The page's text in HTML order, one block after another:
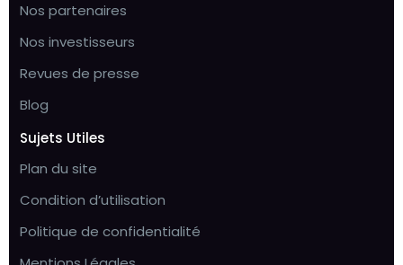
Nos partenaires
Nos investisseurs
Revues de presse
Blog
Sujets Utiles
Plan du site
Condition d’utilisation
Politique de confidentialité